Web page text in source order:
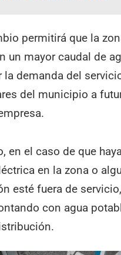
permitirá que la
un mayor caudal de
la demanda del
del municipio a
en el caso de que
en la zona o
esté fuera de
con agua